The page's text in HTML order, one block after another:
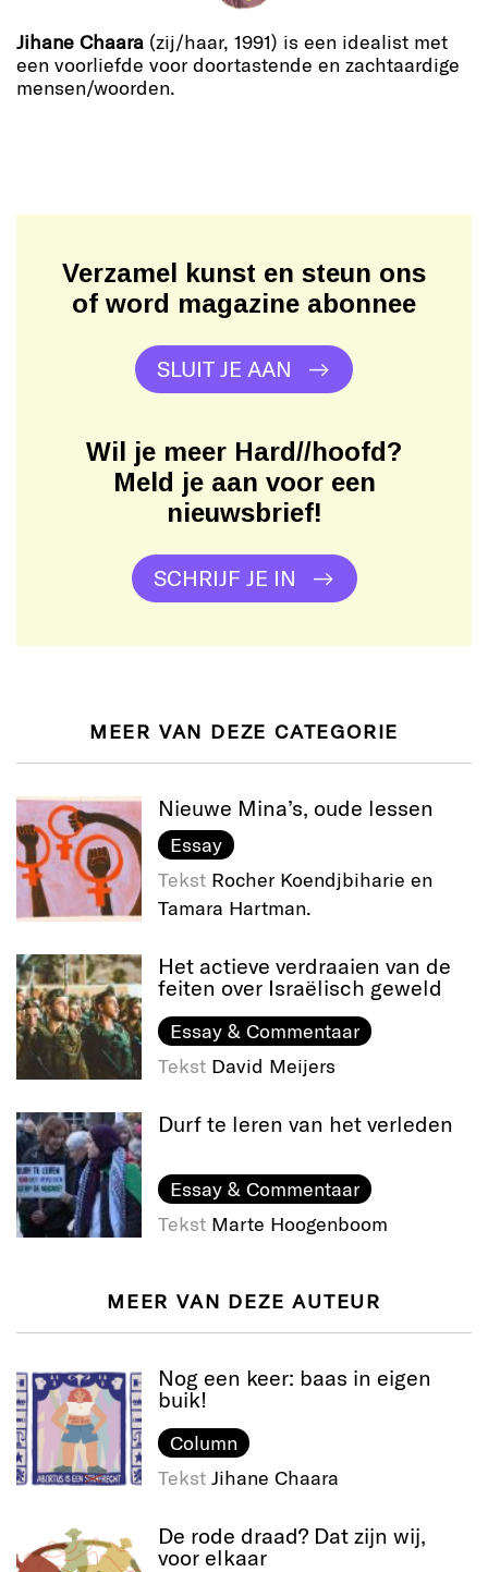
Jihane Chaara (zij/haar, 1991) is een idealist met
een voorliefde voor doortastende en zachtaardige
mensen/woorden.
Verzamel kunst en steun ons
of word magazine abonnee
SLUIT JE AAN
Wil je meer Hard//hoofd?
Meld je aan voor een
nieuwsbrief!
SCHRIJF JE IN
MEER VAN DEZE CATEGORIE
Nieuwe Mina’s, oude lessen
Essay
Tekst Rocher Koendjbiharie en
Tamara Hartman.
Het actieve verdraaien van de
feiten over Israëlisch geweld
Essay & Commentaar
Tekst David Meijers
Durf te leren van het verleden
Essay & Commentaar
Tekst Marte Hoogenboom
MEER VAN DEZE AUTEUR
Nog een keer: baas in eigen
buik!
Column
Tekst Jihane Chaara
De rode draad? Dat zijn wij,
voor elkaar